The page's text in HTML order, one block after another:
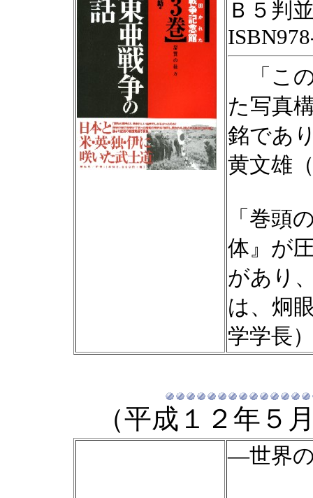
Ｂ５判
「この
た写真
銘であ
黄文雄
「巻頭
体』が
があり
は、炯
学学長
（平成１２年
―世界